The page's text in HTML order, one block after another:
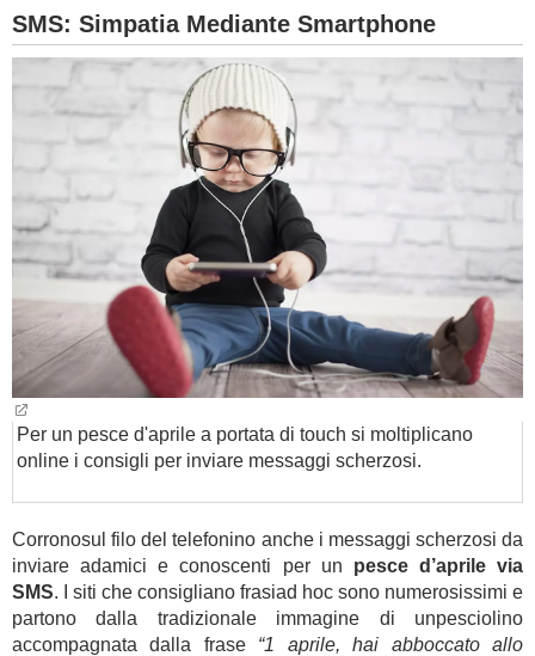
SMS: Simpatia Mediante Smartphone
Per un pesce d'aprile a portata di touch si moltiplicano
online i consigli per inviare messaggi scherzosi.
Corronosul filo del telefonino anche i messaggi scherzosi da
inviare adamici e conoscenti per un pesce d’aprile via
SMS. I siti che consigliano frasiad hoc sono numerosissimi e
partono dalla tradizionale immagine di unpesciolino
accompagnata dalla frase “1 aprile, hai abboccato allo